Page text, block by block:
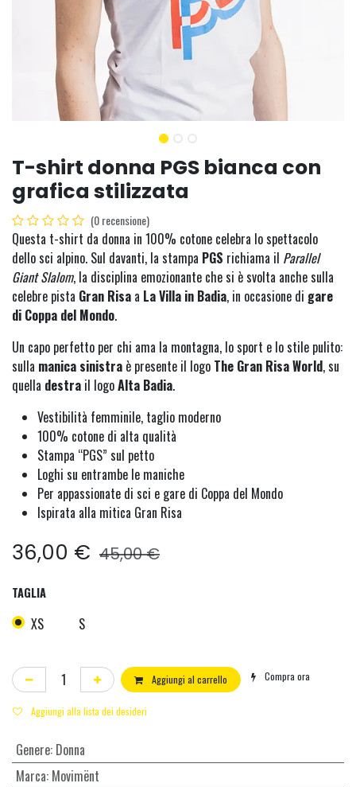
T-shirt donna PGS bianca con
grafica stilizzata
(0 recensione)
Questa t-shirt da donna in 100% cotone celebra lo spettacolo
dello sci alpino. Sul davanti, la stampa PGS richiama il Parallel
Giant Slalom, la disciplina emozionante che si è svolta anche sulla
celebre pista Gran Risa a La Villa in Badia, in occasione di gare
di Coppa del Mondo.
Un capo perfetto per chi ama la montagna, lo sport e lo stile pulito:
sulla manica sinistra è presente il logo The Gran Risa World, su
quella destra il logoAlta Badia.
Vestibilità femminile, taglio moderno
100% cotone di alta qualità
Stampa “PGS” sul petto
Loghi su entrambe le maniche
Per appassionate di sci e gare di Coppa del Mondo
Ispirata alla mitica Gran Risa
36,00 € 45,00€
TAGLIA
XS S
Aggiungi al carrello Compra ora
Aggiungi alla lista dei desideri
Genere: Donna
Marca: Movimënt